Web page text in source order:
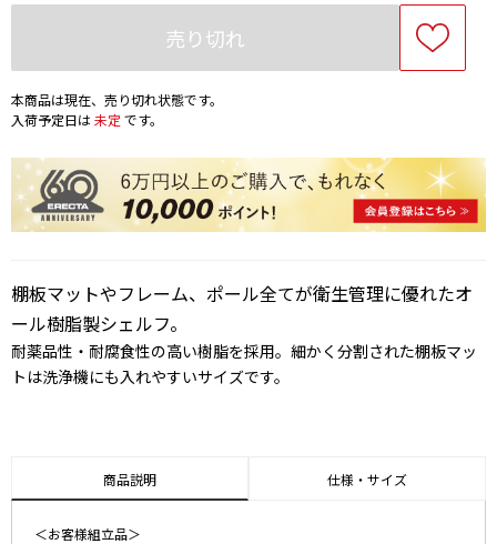
売り切れ
本商品は現在、売り切れ状態です。
入荷予定日は未定 です。
棚板マットやフレーム、ポール全てが衛生管理に優れたオ
ール樹脂製シェルフ。
耐薬品性・耐腐食性の高い樹脂を採用。細かく分割された棚板マッ
トは洗浄機にも入れやすいサイズです。
商品説明 仕様・サイズ
＜お客様組立品＞